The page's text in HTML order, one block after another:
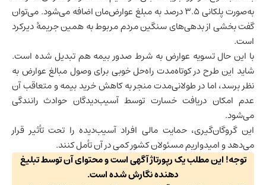
به‌صورت پلکانی ۳.۵ درصد به مبلغ عوارض‌مان اضافه می‌شود. می‌توان
گفت بخشی از بدهی‌‌های سنگین مردم مربوط به همین جریمۀ دیرکرد
است.
با این حال تسویه عوارض به شرط صدور بیمه هم تبدیل شده است.
شاید این طرح در کوتاه‌مدت راه‌حل خوبی برای وصول مبالغ عوارض به
نظر برسد، اما در طولانی‌مدت منجر به کاهش خرید بیمه و متعاقب آن
عدم امکان دریافت خسارت توسط آسیب‌دیدگان حوادث رانندگی
می‌شود.
این گروگان‌گیری، حمایت مالی افراد آسیب‌دیده را تحت تأثیر قرار
می‌دهد و امیدواریم مسئولان کشور کمی در آن تأمل کنند.
توجه! این مطلب یک رپورتاژ آگهی است و محتوای آن توسط تبلیغ
دهنده نگارش شده است.